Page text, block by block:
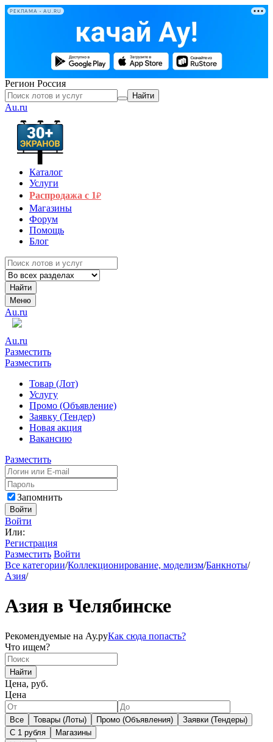
РЕКЛАМА • AU.RU
Регион Россия
Найти
Au.ru
Каталог
Услуги
Распродажа с 1₽
Магазины
Форум
Помощь
Блог
Найти
Меню
Au.ru
Au.ru
Разместить
Разместить
Товар (Лот)
Услугу
Промо (Объявление)
Заявку (Тендер)
Новая акция
Вакансию
Разместить
Запомнить
Войти
Войти
Или:
Регистрация
Разместить Войти
Все категории/Коллекционирование, моделизм/Банкноты/
Азия/
Азия в Челябинске
Рекомендуемые на Ау.руКак сюда попасть?
Что ищем?
Найти
Цена, руб.
Цена
Все Товары (Лоты) Промо (Объявления)
Заявки (Тендеры)
С 1 рубля
Магазины